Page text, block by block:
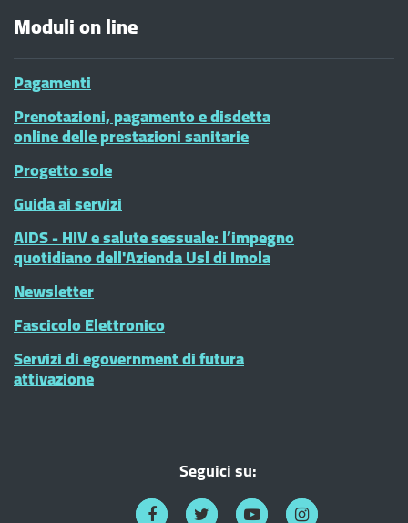
Moduli on line
Pagamenti
Prenotazioni, pagamento e disdetta
online delle prestazioni sanitarie
Progetto sole
Guida ai servizi
AIDS - HIV e salute sessuale: l’impegno
quotidiano dell'Azienda Usl di Imola
Newsletter
Fascicolo Elettronico
Servizi di egovernment di futura
attivazione
Seguici su: